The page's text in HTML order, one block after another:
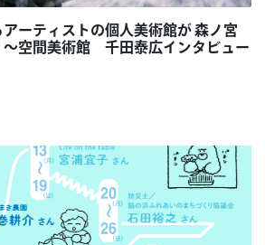
ーティストの個人美術館が 森ノ宮
～空間美術館 千田泰広インタビュー